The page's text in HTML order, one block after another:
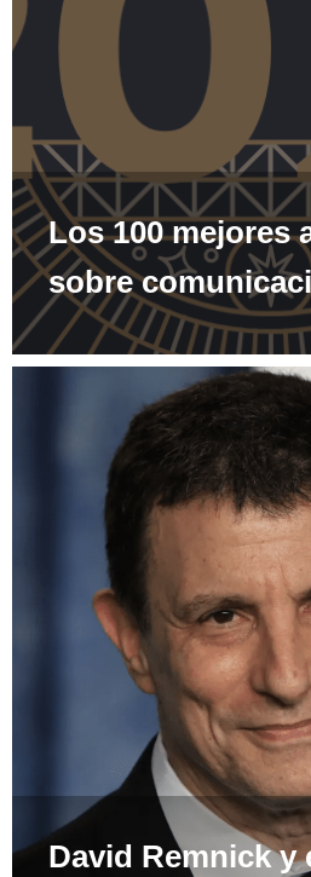
Los 100 mejores
sobre
David Remnick y